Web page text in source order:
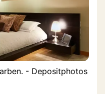
- Depositphotos